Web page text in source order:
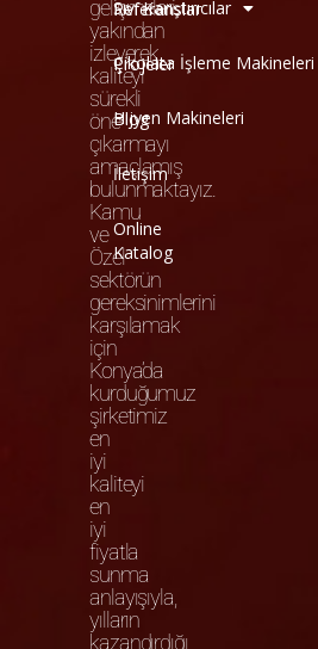
gelişmeleri
yakından
izleyerek
kaliteyi
sürekli
öne
çıkarmayı
amaçlamış
bulunmaktayız.
Kamu
ve
Özel
sektörün
gereksinimlerini
karşılamak
için
Konya’da
kurduğumuz
şirketimiz
en
iyi
kaliteyi
en
iyi
fiyatla
sunma
anlayışıyla,
yılların
kazandırdığı
Referanslar
Projeler
Blog
İletişim
Online
Katalog
Sıvı Karıştırıcılar
Çikolata İşleme Makineleri
Hijyen Makineleri